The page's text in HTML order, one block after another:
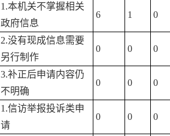
1.本机关不掌握相关
政府信息
6 1 0
2.没有现成信息需要
另行制作
0 0 0
3.补正后申请内容仍
不明确
0 0 0
1.信访举报投诉类申
请
0 0 0